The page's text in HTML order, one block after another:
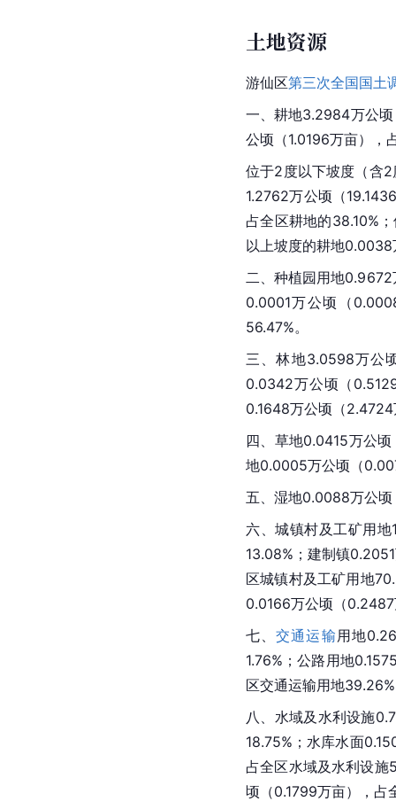
土地资源
游仙区第三次全国国土
一、耕地3.2984万公
公顷（1.0196万亩），
位于2度以下坡度 （含
1.2762万公顷（
占全区耕地的38.10%
以上坡度的耕地0.0038
二、种植园用地
0.0001万公顷（
56.47%。
三、林地3.0598万公
0.0342万公顷（
0.1648万公顷（
四、草地0.0415万公
地0.0005万公顷（
五、湿地0.0088万公
六、城镇村及工矿用
13.08%；建制镇
区城镇村及工矿用地
0.0166万公顷（0.2487
七、交通运输用地
1.76%；公路用地
区交通运输用地
八、水域及 水利设施
18.75%；水库水面
占全区水域及水利设
顷（0.1799万亩），占